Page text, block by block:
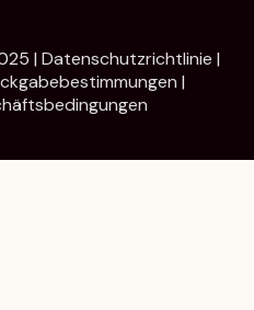
| Datenschutzrichtlinie |
|